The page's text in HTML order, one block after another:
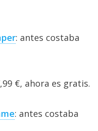
: antes costaba
€, ahora es gratis.
: antes costaba